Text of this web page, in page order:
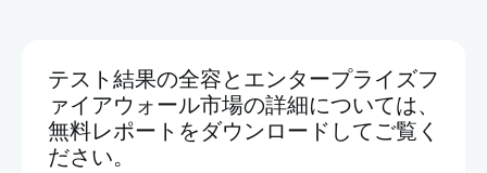
テスト結果の全容とエンタープライズフ
ァイアウォール市場の詳細については、
無料レポートをダウンロードしてご覧く
ださい。